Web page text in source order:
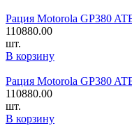
Рация Motorola GP380
110880.00
шт.
В корзину
Рация Motorola GP380
110880.00
шт.
В корзину